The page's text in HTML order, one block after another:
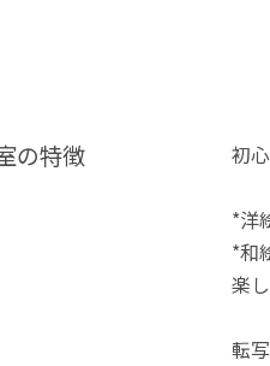
の特徴 初
*洋
*和
楽
転